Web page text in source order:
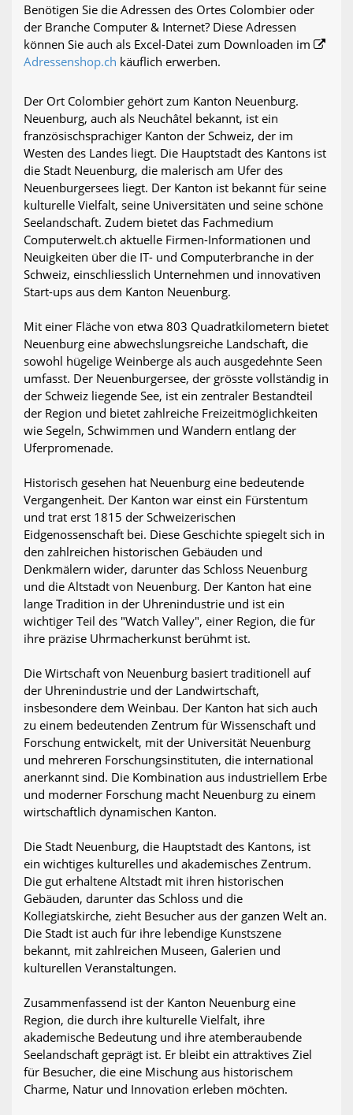
Benötigen Sie die Adressen des Ortes Colombier oder
der Branche Computer & Internet? Diese Adressen
können Sie auch als Excel-Datei zum Downloaden im
Adressenshop.ch käuflich erwerben.
Der Ort Colombier gehört zum Kanton Neuenburg.
Neuenburg, auch als Neuchâtel bekannt, ist ein
französischsprachiger Kanton der Schweiz, der im
Westen des Landes liegt. Die Hauptstadt des Kantons ist
die Stadt Neuenburg, die malerisch am Ufer des
Neuenburgersees liegt. Der Kanton ist bekannt für seine
kulturelle Vielfalt, seine Universitäten und seine schöne
Seelandschaft. Zudem bietet das Fachmedium
Computerwelt.ch aktuelle Firmen-Informationen und
Neuigkeiten über die IT- und Computerbranche in der
Schweiz, einschliesslich Unternehmen und innovativen
Start-ups aus dem Kanton Neuenburg.
Mit einer Fläche von etwa 803 Quadratkilometern bietet
Neuenburg eine abwechslungsreiche Landschaft, die
sowohl hügelige Weinberge als auch ausgedehnte Seen
umfasst. Der Neuenburgersee, der grösste vollständig in
der Schweiz liegende See, ist ein zentraler Bestandteil
der Region und bietet zahlreiche Freizeitmöglichkeiten
wie Segeln, Schwimmen und Wandern entlang der
Uferpromenade.
Historisch gesehen hat Neuenburg eine bedeutende
Vergangenheit. Der Kanton war einst ein Fürstentum
und trat erst 1815 der Schweizerischen
Eidgenossenschaft bei. Diese Geschichte spiegelt sich in
den zahlreichen historischen Gebäuden und
Denkmälern wider, darunter das Schloss Neuenburg
und die Altstadt von Neuenburg. Der Kanton hat eine
lange Tradition in der Uhrenindustrie und ist ein
wichtiger Teil des "Watch Valley", einer Region, die für
ihre präzise Uhrmacherkunst berühmt ist.
Die Wirtschaft von Neuenburg basiert traditionell auf
der Uhrenindustrie und der Landwirtschaft,
insbesondere dem Weinbau. Der Kanton hat sich auch
zu einem bedeutenden Zentrum für Wissenschaft und
Forschung entwickelt, mit der Universität Neuenburg
und mehreren Forschungsinstituten, die international
anerkannt sind. Die Kombination aus industriellem Erbe
und moderner Forschung macht Neuenburg zu einem
wirtschaftlich dynamischen Kanton.
Die Stadt Neuenburg, die Hauptstadt des Kantons, ist
ein wichtiges kulturelles und akademisches Zentrum.
Die gut erhaltene Altstadt mit ihren historischen
Gebäuden, darunter das Schloss und die
Kollegiatskirche, zieht Besucher aus der ganzen Welt an.
Die Stadt ist auch für ihre lebendige Kunstszene
bekannt, mit zahlreichen Museen, Galerien und
kulturellen Veranstaltungen.
Zusammenfassend ist der Kanton Neuenburg eine
Region, die durch ihre kulturelle Vielfalt, ihre
akademische Bedeutung und ihre atemberaubende
Seelandschaft geprägt ist. Er bleibt ein attraktives Ziel
für Besucher, die eine Mischung aus historischem
Charme, Natur und Innovation erleben möchten.